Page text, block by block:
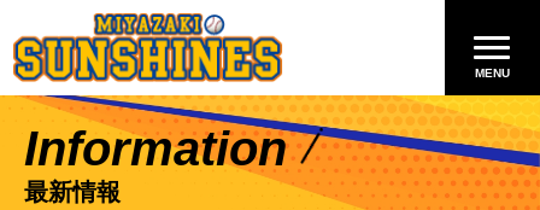
Information
最新情報